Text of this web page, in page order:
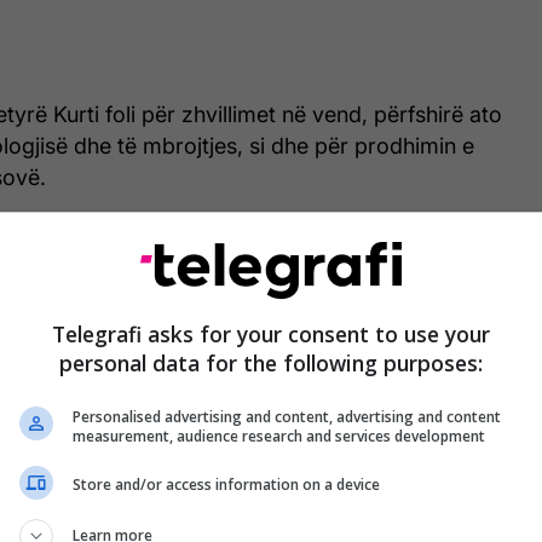
Kurti foli për zhvillimet në vend, përfshirë ato
dhe të mbrojtjes, si dhe për prodhimin e
për marrëdhëniet e mira me NATO-n, sigurinë në
si dhe zhvillimet politike aktuale.
për themelimin e Xhandarmërisë së Kosovës,
Hamilton, kryeministri në detyrë Kurti shpjegoi
nevojën e kësaj strukture në forcimin e
me KFOR-in dhe NATO-n në këtë drejtim”,
Telegrafi asks for your consent to use your
personal data for the following purposes:
Personalised advertising and content, advertising and content
measurement, audience research and services development
Store and/or access information on a device
Learn more